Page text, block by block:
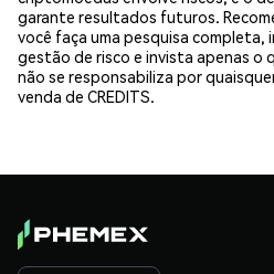
garante resultados futuros.
você faça uma pesquisa
gestão de risco e invista apenas o
não se responsabiliza por
venda de CREDITS.